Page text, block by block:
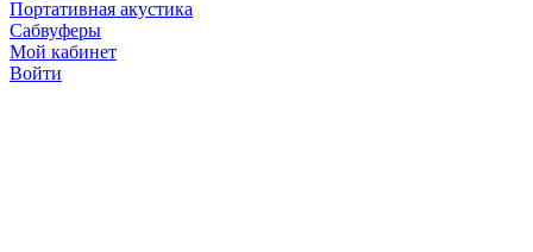
Портативная акустика
Сабвуферы
Мой кабинет
Войти